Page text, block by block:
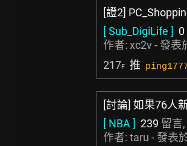
[證2]
[ Sub_DigiLife ] 0
作者: xc2v- 發表
217F 推
[討論] 如果76人
[ NBA ] 239 留言
作者: taru - 發表